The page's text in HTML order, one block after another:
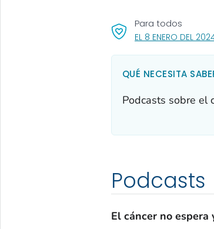
EL 8 ENERO DEL
Para todos
QUÉ NECESITA
Podcasts sobre el
Podcasts
El cáncer no